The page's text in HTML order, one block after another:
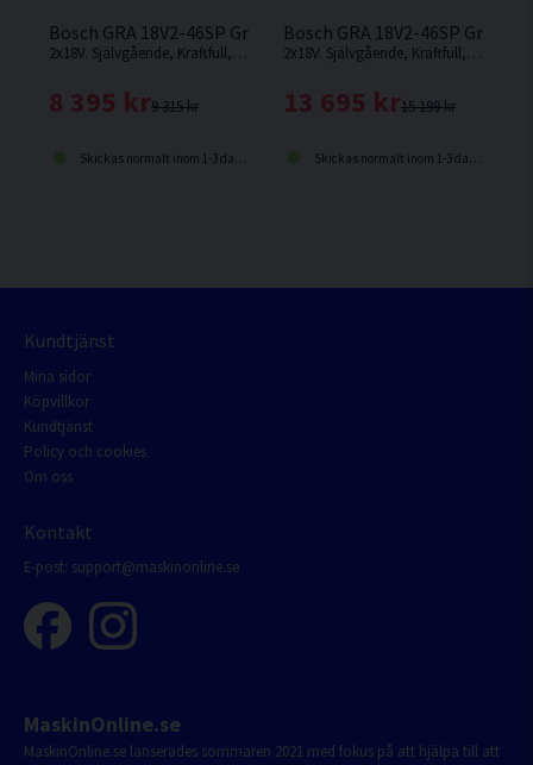
Bosch GRA 18V2-46SP Gräsklippare 46cm 2x18V
2x18V. Självgående, Kraftfull, sladdlös och borstlös gräsklippare för bekvämt och enkelt arbete från Bosch.
9 315 kr
8 395 kr
Skickas normalt inom 1-3 dagar
Bosch GRA 18V2-46SP
2x18V. Självgående, Kraftfull, sladdlös och borstlös gräsklippare för bekvämt och enkelt arbete från Bosch.
15 199 kr
13 695 kr
Skickas normalt inom 1-3 dagar
Kundtjänst
Mina sidor
Köpvillkor
Kundtjänst
Policy och cookies
Om oss
Kontakt
E-post: support@maskinonline.se
MaskinOnline.se
MaskinOnline.se lanserades sommaren 2021 med fokus på att hjälpa till att